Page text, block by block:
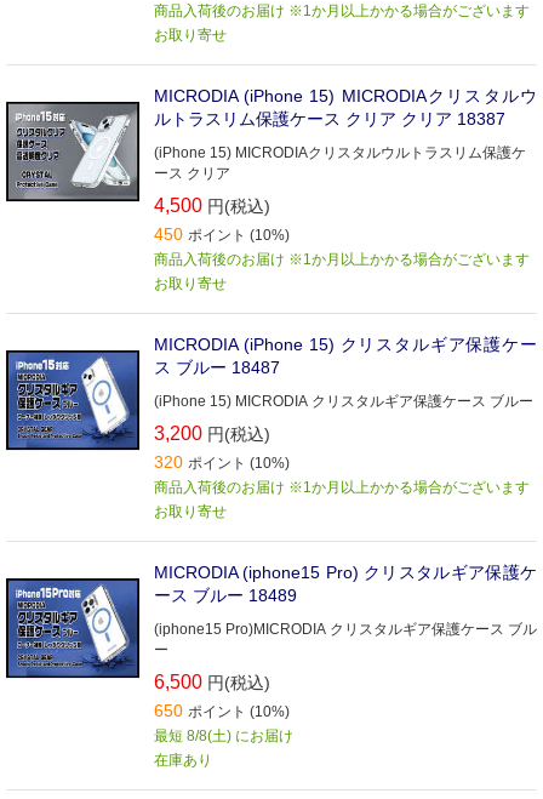
商品入荷後のお届け ※1か月以上かかる場合がございます
お取り寄せ
MICRODIA (iPhone 15) MICRODIAクリスタルウ
ルトラスリム保護ケース クリア クリア 18387
(iPhone 15) MICRODIAクリスタルウルトラスリム保護ケ
ース クリア
4,500 円(税込)
450 ポイント (10%)
商品入荷後のお届け ※1か月以上かかる場合がございます
お取り寄せ
MICRODIA (iPhone 15) クリスタルギア保護ケー
ス ブルー 18487
(iPhone 15) MICRODIA クリスタルギア保護ケース ブルー
3,200 円(税込)
320 ポイント (10%)
商品入荷後のお届け ※1か月以上かかる場合がございます
お取り寄せ
MICRODIA (iphone15 Pro) クリスタルギア保護ケ
ース ブルー 18489
(iphone15 Pro)MICRODIA クリスタルギア保護ケース ブル
ー
6,500 円(税込)
650 ポイント (10%)
最短 8/8(土) にお届け
在庫あり